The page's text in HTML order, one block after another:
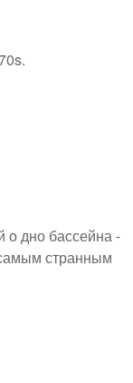
о дно бассейна -
странным